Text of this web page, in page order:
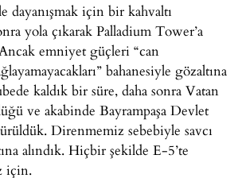
dayanışmak için bir kahvaltı
yola çıkarak Palladium Tower’a
emniyet güçleri “can
bahanesiyle gözaltına
kaldık bir süre, daha sonra Vatan
ve akabinde Bayrampaşa Devlet
Direnmemiz sebebiyle savcı
alındık. Hiçbir şekilde E-5’te
için.